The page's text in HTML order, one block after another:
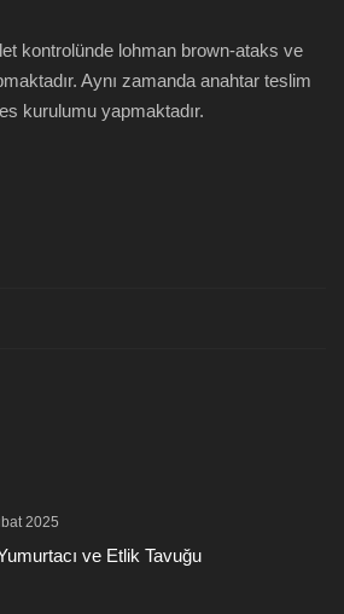
kontrolünde lohman brown-ataks ve
Aynı zamanda anahtar teslim
kurulumu yapmaktadır.
2025
ve Etlik Tavuğu